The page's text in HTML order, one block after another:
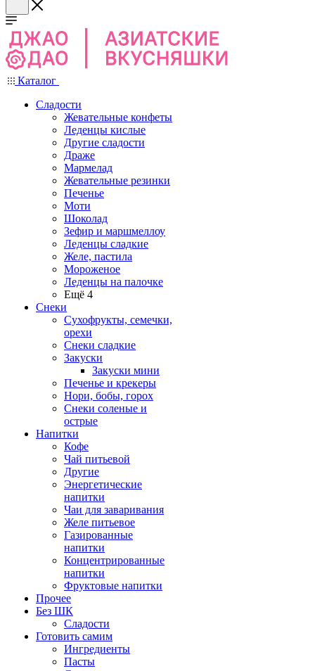
Каталог
Сладости
Жевательные конфеты
Леденцы кислые
Другие сладости
Драже
Мармелад
Жевательные резинки
Печенье
Моти
Шоколад
Зефир и маршмеллоу
Леденцы сладкие
Желе, пастила
Мороженое
Леденцы на палочке
Ещё 4
Снеки
Сухофрукты, семечки,
орехи
Снеки сладкие
Закуски
Закуски мини
Печенье и крекеры
Нори, бобы, горох
Снеки соленые и
острые
Напитки
Кофе
Чай питьевой
Другие
Энергетические
напитки
Чаи для заваривания
Желе питьевое
Газированные
напитки
Концентрированные
напитки
Фруктовые напитки
Прочее
Без ШК
Сладости
Готовить самим
Ингредиенты
Пасты